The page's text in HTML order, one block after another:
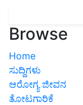
Browse
Home
ಸುದ್ದಿಗಳು
ಆರೋಗ್ಯ ಜೀವನ
ತೋಟಗಾರಿಕೆ